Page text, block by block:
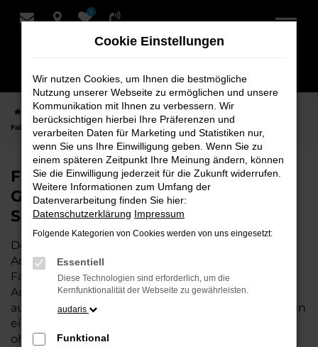
Zum
0
Startseite Achim Škoda Škoda Fabia
Finden Sie Ihren Škoda
Fabia Gebrauchtwagen für Achim bei Schmidt + Koch
Finden Sie Ihren Škoda Fabia
Gebrauchtwagen für Achim bei
Schmidt + Koch
Der Škoda Fabia ist die perfekte Wahl für alle in
Achim, die ein zuverlässiges und modernes
Fahrzeug suchen.Mit seiner erstklassigen
Ausstattung, der niedrigen Laufleistung und der
ausgezeichneten Pflege ist dieser Gebrauchtwagen
eine kostengünstige Alternative zum Neuwagen,
ohne auf Komfort und Qualität verzichten zu
Cookie Einstellungen
Wir nutzen Cookies, um Ihnen die bestmögliche
Nutzung unserer Webseite zu ermöglichen und unsere
Kommunikation mit Ihnen zu verbessern. Wir
berücksichtigen hierbei Ihre Präferenzen und
verarbeiten Daten für Marketing und Statistiken nur,
wenn Sie uns Ihre Einwilligung geben. Wenn Sie zu
einem späteren Zeitpunkt Ihre Meinung ändern, können
Sie die Einwilligung jederzeit für die Zukunft widerrufen.
Weitere Informationen zum Umfang der
Datenverarbeitung finden Sie hier:
Datenschutzerklärung Impressum
Folgende Kategorien von Cookies werden von uns eingesetzt:
Essentiell
Diese Technologien sind erforderlich, um die
Kernfunktionalität der Webseite zu gewährleisten.
audaris
Funktional